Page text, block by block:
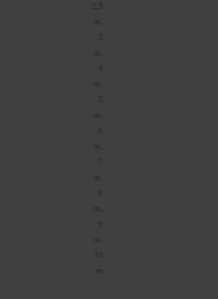
2,9
m,
3
m,
4
m,
5
m,
6
m,
7
m,
8
m,
9
m,
10
m